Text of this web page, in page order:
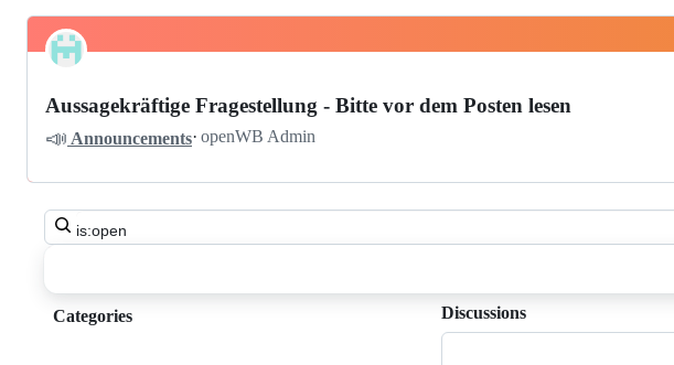
openWB
core
Discussions
Pinned
Aussagekräftige Fragestellung - Bitte vor dem Posten lesen
📣 Announcements· openWB Admin
Search
all
Categories,
Categories Discussions